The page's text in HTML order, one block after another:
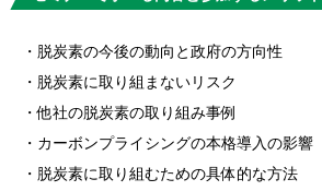
・脱炭素の今後の動向と政府の方向性
・脱炭素に取り組まないリスク
・他社の脱炭素の取り組み事例
・カーボンプライシングの本格導入の影響
・脱炭素に取り組むための具体的な方法